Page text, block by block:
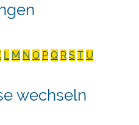
L M N O P Q R S T U
wechseln